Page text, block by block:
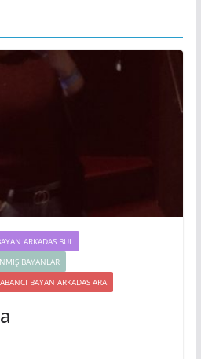
ARKADAS BUL
BAYANLAR
BAYAN ARKADAS ARA